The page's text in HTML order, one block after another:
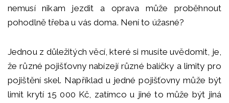
nemusí nikam jezdit a oprava může proběhnout
pohodlně třeba u vás doma. Není to úžasné?
Jednou z důležitých věcí, které si musíte uvědomit, je,
že různé pojišťovny nabízejí různé balíčky a limity pro
pojištění skel. Například u jedné pojišťovny může být
limit krytí 15 000 Kč, zatímco u jiné to může být jiná